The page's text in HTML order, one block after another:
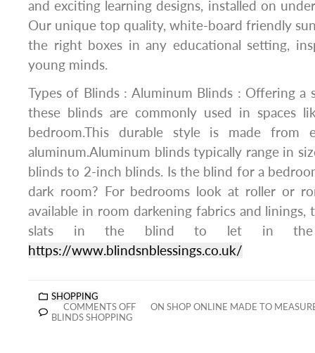
and exciting learning designs, installed on
Our unique top quality, white-board friendly
the right boxes in any educational setting,
young minds.
Types of Blinds : Aluminum Blinds : Offering a
these blinds are commonly used in spaces
bedroom.This durable style is made from
aluminum.Aluminum blinds typically range in
blinds to 2-inch blinds. Is the blind for a
dark room? For bedrooms look at roller or
available in room darkening fabrics and linings,
slats in the blind to let in the
https://www.blindsnblessings.co.uk/
SHOPPING
COMMENTS OFF
ON SHOP ONLINE MADE TO
BLINDS SHOPPING